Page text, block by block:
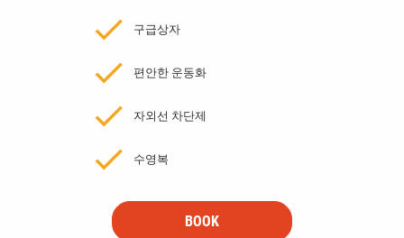
구급상자
편안한 운동화
자외선 차단제
수영복
BOOK